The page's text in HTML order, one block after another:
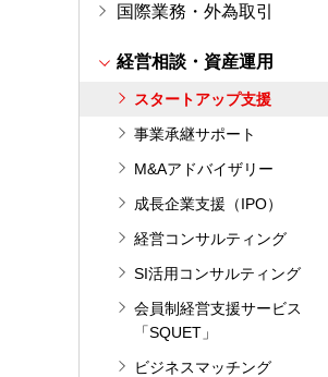
国際業務・外為取引
経営相談・資産運用
スタートアップ支援
事業承継サポート
M&Aアドバイザリー
成長企業支援（IPO）
経営コンサルティング
SI活用コンサルティング
会員制経営支援サービス
「SQUET」
ビジネスマッチング